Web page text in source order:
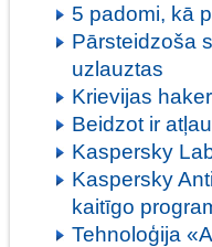
5 padomi, kā
Pārsteidzoša
uzlauztas
Krievijas
Beidzot ir
Kaspersky
Kaspersky
kaitīgo
Tehnoloģija